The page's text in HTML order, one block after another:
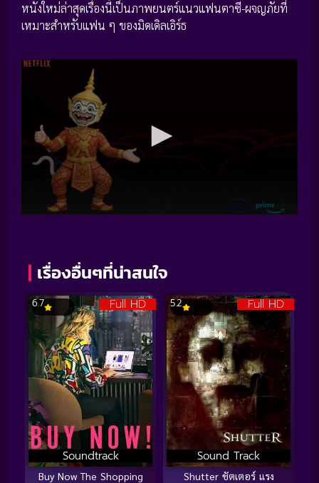
หนังใหม่ล่าสุดเรื่องนี้เป็นภาพยนตร์แนวแฟนตาซี-ผจญภัยที่
เหมาะสำหรับแฟน ๆ ของมิดเดิลเอิร์ธ
เรื่องอื่นๆที่น่าสนใจ
Full HD
Soundtrack
6.7
Buy Now The Shopping
Full HD
Sound Track
5.2
Shutter ชัตเตอร์ แรง